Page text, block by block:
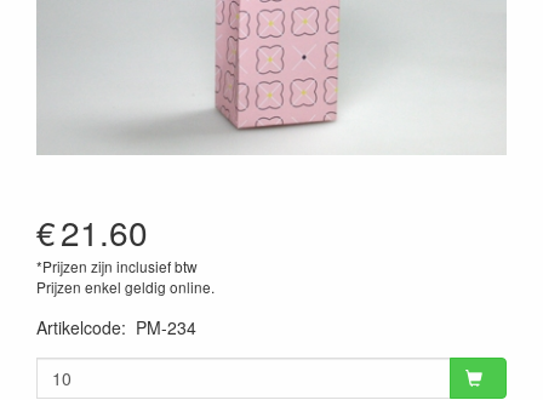
€21.60
*Prijzen zijn inclusief btw
Prijzen enkel geldig online.
Artikelcode: PM-234